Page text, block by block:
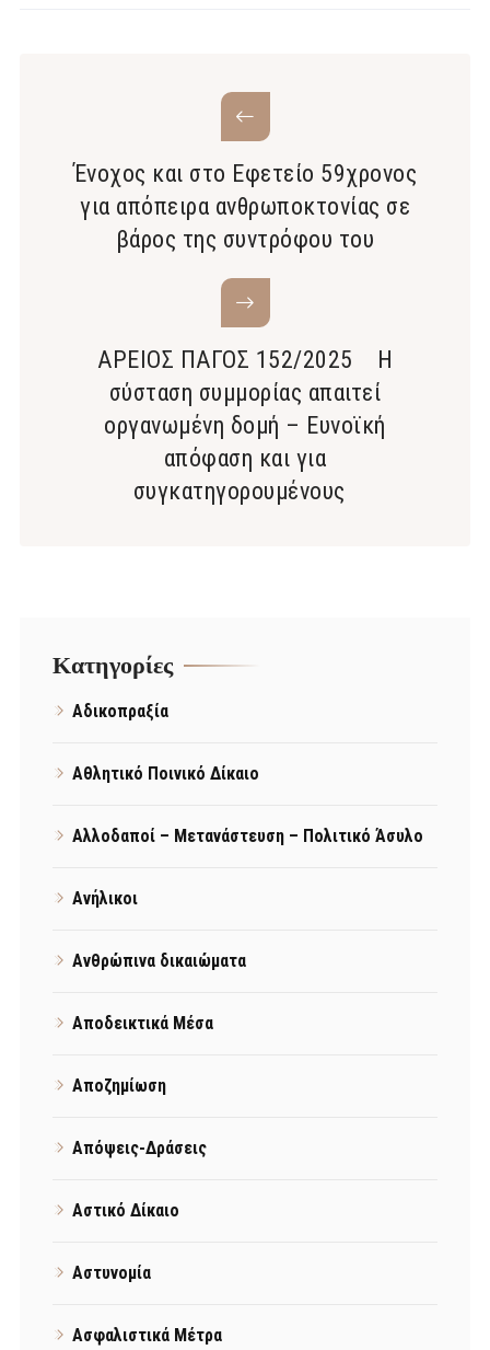
Ένοχος και στο Εφετείο 59χρονος
για απόπειρα ανθρωποκτονίας σε
βάρος της συντρόφου του
ΑΡΕΙΟΣ ΠΑΓΟΣ 152/2025 Η
σύσταση συμμορίας απαιτεί
οργανωμένη δομή – Ευνοϊκή
απόφαση και για
συγκατηγορουμένους
Kατηγορίες
Αδικοπραξία
Αθλητικό Ποινικό Δίκαιο
Αλλοδαποί – Μετανάστευση – Πολιτικό Άσυλο
Ανήλικοι
Ανθρώπινα δικαιώματα
Αποδεικτικά Μέσα
Αποζημίωση
Απόψεις-Δράσεις
Αστικό Δίκαιο
Αστυνομία
Ασφαλιστικά Μέτρα